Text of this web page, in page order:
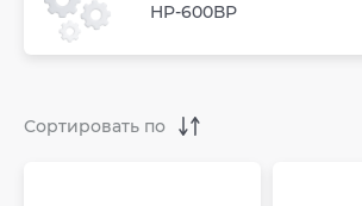
HP-600ВР